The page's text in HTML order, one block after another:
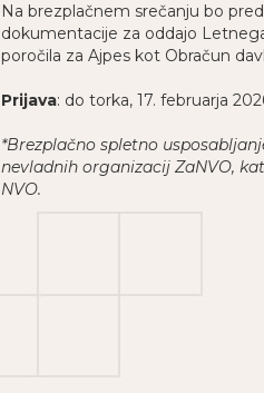
Na brezplačnem srečanju bo
dokumentacije za oddajo
poročila za Ajpes kot Obračun
Prijava: do torka, 17. februarja
*Brezplačno spletno
nevladnih organizacij ZaNVO,
NVO.